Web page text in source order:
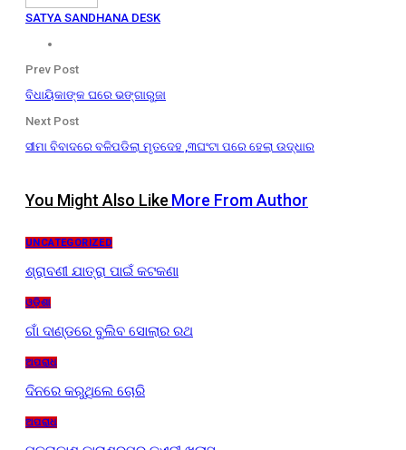
SATYA SANDHANA DESK
Prev Post
ବିଧାୟିକାଙ୍କ ଘରେ ଭଙ୍ଗାରୁଜା
Next Post
ସୀମା ବିବାଦରେ ବଳିପଡିଲା ମୃତଦେହ ,୩ଘଂଟା ପରେ ହେଲା ଉଦ୍ଧାର
You Might Also Like More From Author
UNCATEGORIZED
ଶ୍ରାବଣୀ ଯାତ୍ରା ପାଇଁ କଟକଣା
ଓଡ଼ିଶା
ଗାଁ ଦାଣ୍ଡରେ ବୁଲିବ ସୋଲାର ରଥ
ଅପରାଧ
ଦିନରେ କରୁଥିଲେ ଚୋରି
ଅପରାଧ